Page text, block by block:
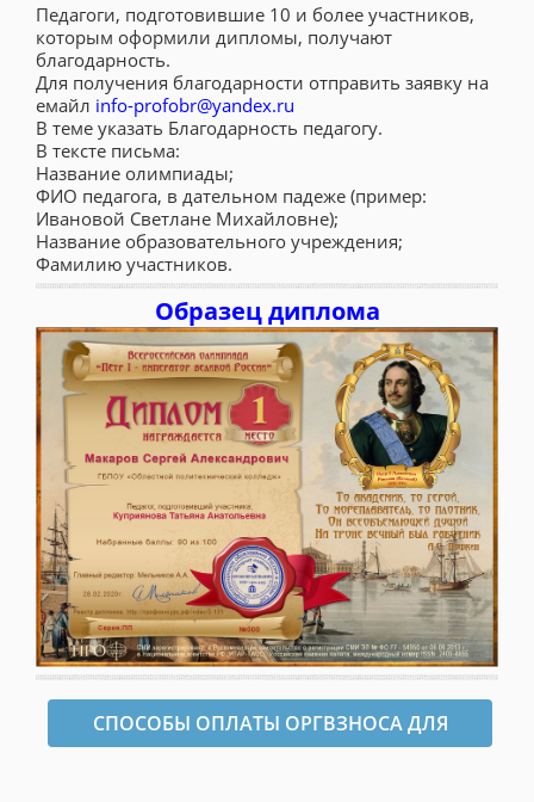
Педагоги, подготовившие 10 и более участников,
которым оформили дипломы, получают
благодарность.
Для получения благодарности отправить заявку на
емайл info-profobr@yandex.ru
В теме указать Благодарность педагогу.
В тексте письма:
Название олимпиады;
ФИО педагога, в дательном падеже (пример:
Ивановой Светлане Михайловне);
Название образовательного учреждения;
Фамилию участников.
Образец диплома
СПОСОБЫ ОПЛАТЫ ОРГВЗНОСА ДЛЯ